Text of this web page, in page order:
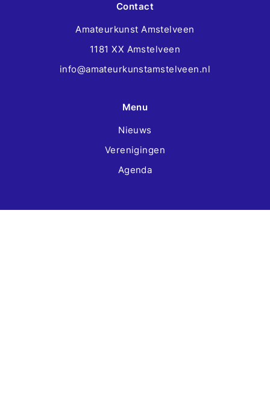
Contact
Amateurkunst Amstelveen
1181 XX Amstelveen
info@amateurkunstamstelveen.nl
Menu
Nieuws
Verenigingen
Agenda